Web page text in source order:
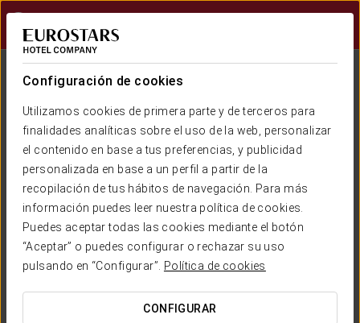
Configuración de cookies
Utilizamos cookies de primera parte y de terceros para
finalidades analíticas sobre el uso de la web, personalizar
el contenido en base a tus preferencias, y publicidad
personalizada en base a un perfil a partir de la
recopilación de tus hábitos de navegación. Para más
información puedes leer nuestra política de cookies.
Puedes aceptar todas las cookies mediante el botón
“Aceptar” o puedes configurar o rechazar su uso
pulsando en “Configurar”.
Política de cookies
CONFIGURAR
Exe Hotels
FEELS LIKE HOME